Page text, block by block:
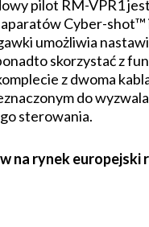
pilot RM-VPR1
Cyber-
umożliwia
skorzystać z
z dwoma
do
sterowania.
rynek europejski